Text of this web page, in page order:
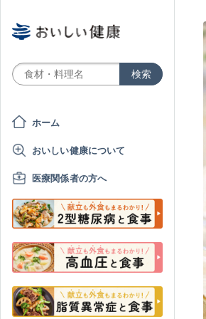
ホーム
おいしい健康について
医療関係者の方へ